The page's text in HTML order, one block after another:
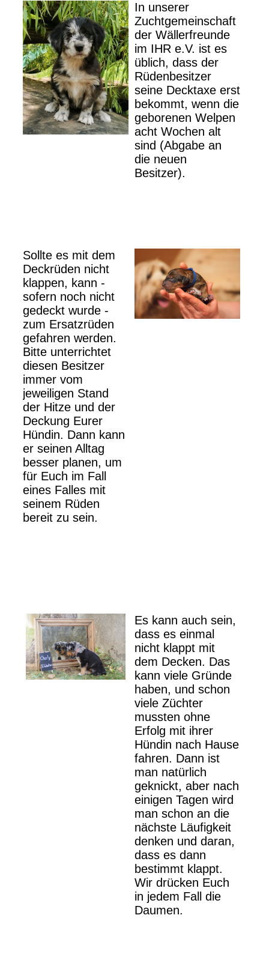
In unserer
Zuchtgemeinschaft
der Wällerfreunde
im IHR e.V. ist es
üblich, dass der
Rüdenbesitzer
seine Decktaxe erst
bekommt, wenn die
geborenen Welpen
acht Wochen alt
sind (Abgabe an
die neuen
Besitzer).
Sollte es mit dem
Deckrüden nicht
klappen, kann -
sofern noch nicht
gedeckt wurde -
zum Ersatzrüden
gefahren werden.
Bitte unterrichtet
diesen Besitzer
immer vom
jeweiligen Stand
der Hitze und der
Deckung Eurer
Hündin. Dann kann
er seinen Alltag
besser planen, um
für Euch im Fall
eines Falles mit
seinem Rüden
bereit zu sein.
Es kann auch sein,
dass es einmal
nicht klappt mit
dem Decken. Das
kann viele Gründe
haben, und schon
viele Züchter
mussten ohne
Erfolg mit ihrer
Hündin nach Hause
fahren. Dann ist
man natürlich
geknickt, aber nach
einigen Tagen wird
man schon an die
nächste Läufigkeit
denken und daran,
dass es dann
bestimmt klappt.
Wir drücken Euch
in jedem Fall die
Daumen.